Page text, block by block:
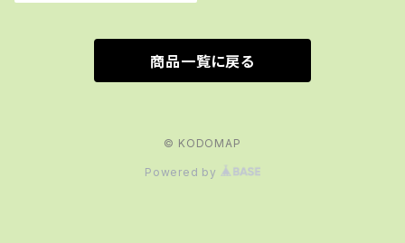
商品一覧に戻る
© KODOMAP
Powered by